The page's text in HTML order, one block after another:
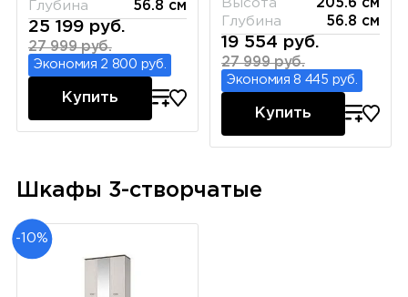
Глубина
56.8 см
25 199 руб.
27 999 руб.
Экономия 2 800 руб.
Купить
Высота
205.6 см
Глубина
56.8 см
19 554 руб.
27 999 руб.
Экономия 8 445 руб.
Купить
Шкафы 3-створчатые
-10%